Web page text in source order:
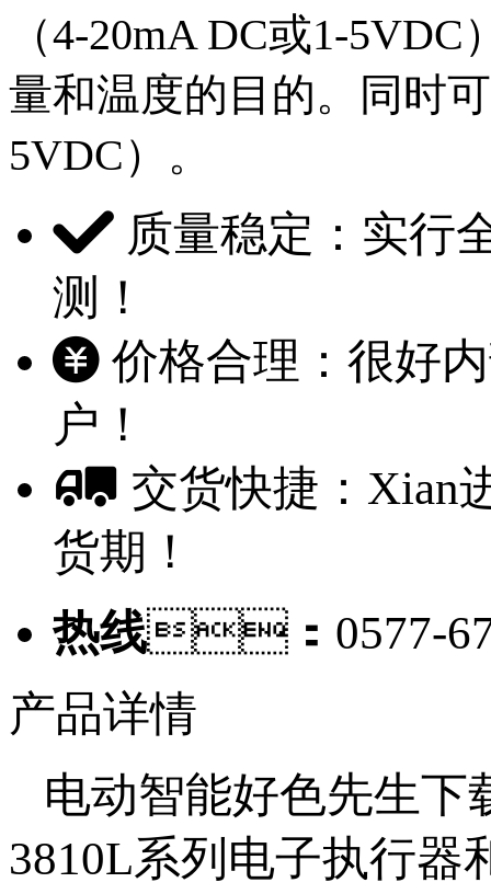
（4-20mA DC或1-5VDC
量和温度的目的。同时
5VDC）。
质量稳定：实
测！
价格合理：很好内
户！
交货快捷：Xian
货期！
热线：0577-
产品详情
电动智能好色先生下
3810L系列电子执行器